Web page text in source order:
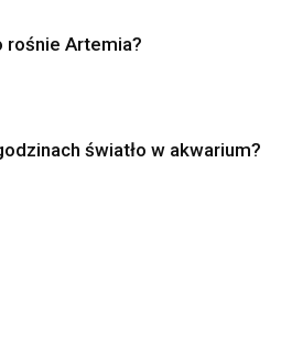
rośnie Artemia?
światło w akwarium?